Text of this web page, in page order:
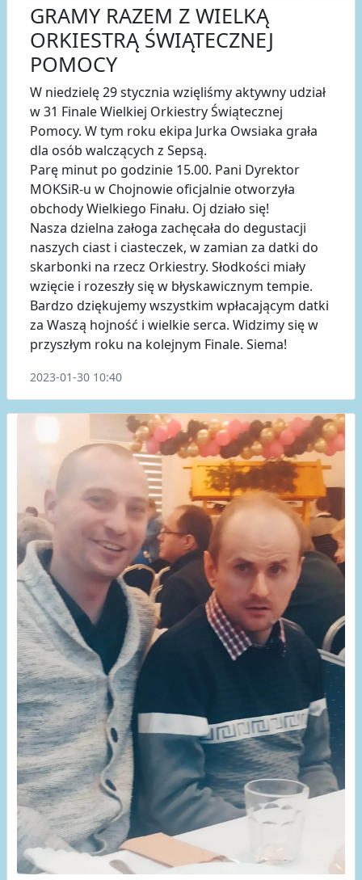
GRAMY RAZEM Z WIELKĄ
ORKIESTRĄ ŚWIĄTECZNEJ
POMOCY
W niedzielę 29 stycznia wzięliśmy aktywny udział
w 31 Finale Wielkiej Orkiestry Świątecznej
Pomocy. W tym roku ekipa Jurka Owsiaka grała
dla osób walczących z Sepsą.
Parę minut po godzinie 15.00. Pani Dyrektor
MOKSiR-u w Chojnowie oficjalnie otworzyła
obchody Wielkiego Finału. Oj działo się!
Nasza dzielna załoga zachęcała do degustacji
naszych ciast i ciasteczek, w zamian za datki do
skarbonki na rzecz Orkiestry. Słodkości miały
wzięcie i rozeszły się w błyskawicznym tempie.
Bardzo dziękujemy wszystkim wpłacającym datki
za Waszą hojność i wielkie serca. Widzimy się w
przyszłym roku na kolejnym Finale. Siema!
2023-01-30 10:40